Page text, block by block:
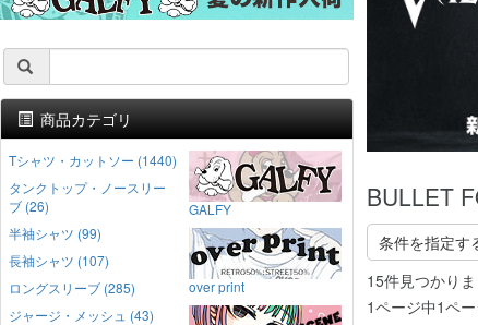
BULLET
条件を指定す
15件見つかり
1ページ中1ペ
商品カテゴリ
Tシャツ・カットソー (1440)
タンクトップ・ノースリー
ブ (26)
半袖シャツ (99)
長袖シャツ (107)
ロングスリーブ (285)
ジャージ・メッシュ (43)
GALFY
over print